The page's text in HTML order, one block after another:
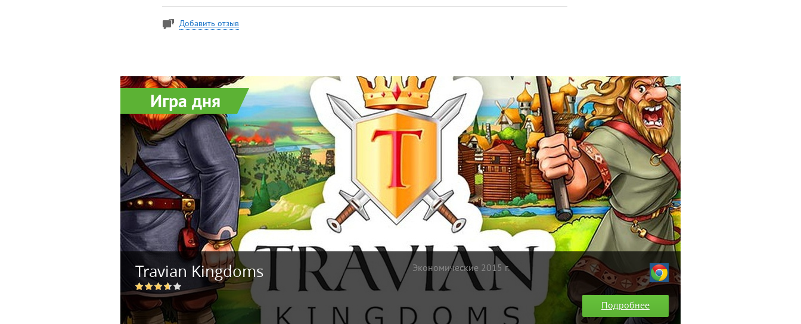
Добавить отзыв
Игра дня
Travian Kingdoms Экономические 2015 г.
Подробнее